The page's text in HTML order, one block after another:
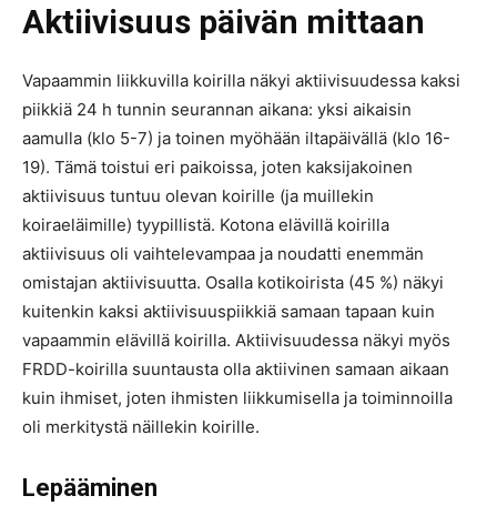
Aktiivisuus päivän mittaan
Vapaammin liikkuvilla koirilla näkyi aktiivisuudessa kaksi
piikkiä 24 h tunnin seurannan aikana: yksi aikaisin
aamulla (klo 5-7) ja toinen myöhään iltapäivällä (klo 16-
19). Tämä toistui eri paikoissa, joten kaksijakoinen
aktiivisuus tuntuu olevan koirille (ja muillekin
koiraeläimille) tyypillistä. Kotona elävillä koirilla
aktiivisuus oli vaihtelevampaa ja noudatti enemmän
omistajan aktiivisuutta. Osalla kotikoirista (45 %) näkyi
kuitenkin kaksi aktiivisuuspiikkiä samaan tapaan kuin
vapaammin elävillä koirilla. Aktiivisuudessa näkyi myös
FRDD-koirilla suuntausta olla aktiivinen samaan aikaan
kuin ihmiset, joten ihmisten liikkumisella ja toiminnoilla
oli merkitystä näillekin koirille.
Lepääminen